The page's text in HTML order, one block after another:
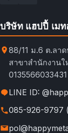
บริษัท แฮปปี้ เม
88/11 ม.6 ต.ลา
สาขาสำนักงานใ
0135566033431
LINE ID:
085-926-9797